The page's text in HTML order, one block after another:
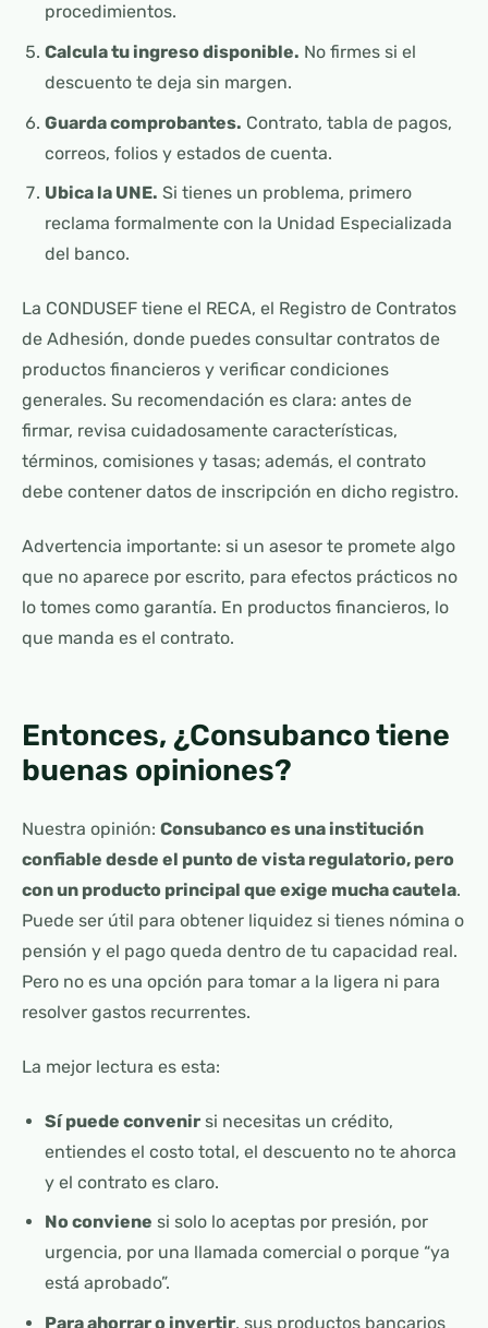
procedimientos.
Calcula tu ingreso disponible. No firmes si el
descuento te deja sin margen.
Guarda comprobantes. Contrato, tabla de pagos,
correos, folios y estados de cuenta.
Ubica la UNE. Si tienes un problema, primero
reclama formalmente con la Unidad Especializada
del banco.
La CONDUSEF tiene el RECA, el Registro de Contratos
de Adhesión, donde puedes consultar contratos de
productos financieros y verificar condiciones
generales. Su recomendación es clara: antes de
firmar, revisa cuidadosamente características,
términos, comisiones y tasas; además, el contrato
debe contener datos de inscripción en dicho registro.
Advertencia importante: si un asesor te promete algo
que no aparece por escrito, para efectos prácticos no
lo tomes como garantía. En productos financieros, lo
que manda es el contrato.
Entonces, ¿Consubanco tiene
buenas opiniones?
Nuestra opinión: Consubanco es una institución
confiable desde el punto de vista regulatorio, pero
con un producto principal que exige mucha cautela.
Puede ser útil para obtener liquidez si tienes nómina o
pensión y el pago queda dentro de tu capacidad real.
Pero no es una opción para tomar a la ligera ni para
resolver gastos recurrentes.
La mejor lectura es esta:
Sí puede convenirsi necesitas un crédito,
entiendes el costo total, el descuento no te ahorca
y el contrato es claro.
No conviene si solo lo aceptas por presión, por
urgencia, por una llamada comercial o porque “ya
está aprobado”.
Para ahorrar o invertir, sus productos bancarios